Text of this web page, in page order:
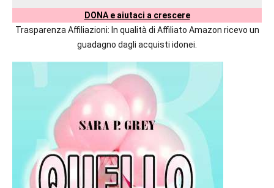
autrici
DONA e aiutaci a crescere
Trasparenza Affiliazioni: In qualità di Affiliato Amazon ricevo un
guadagno dagli acquisti idonei.